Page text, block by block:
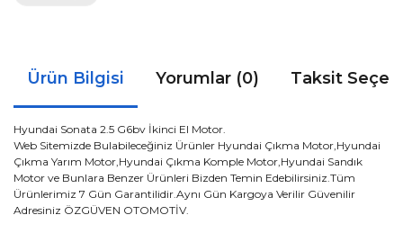
Ürün Bilgisi Yorumlar (0) Taksit
Hyundai Sonata 2.5 G6bv İkinci El Motor.
Web Sitemizde Bulabileceğiniz Ürünler Hyundai Çıkma Motor,Hyundai
Çıkma Yarım Motor,Hyundai Çıkma Komple Motor,Hyundai Sandık
Motor ve Bunlara Benzer Ürünleri Bizden Temin Edebilirsiniz.Tüm
Ürünlerimiz 7 Gün Garantilidir.Aynı Gün Kargoya Verilir Güvenilir
Adresiniz ÖZGÜVEN OTOMOTİV.